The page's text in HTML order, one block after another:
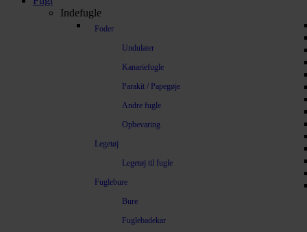
Indefugle
Foder
Undulater
Kanariefugle
Parakit / Papegøje
Andre fugle
Opbevaring
Legetøj
Legetøj til fugle
Fuglebure
Bure
Fuglebadekar